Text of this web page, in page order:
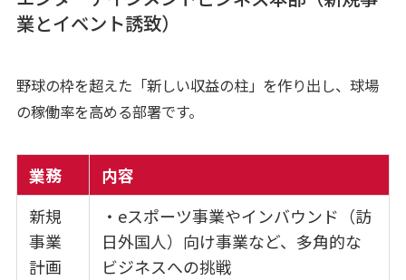
業とイベント誘致）
野球の枠を超えた「新しい収益の柱」を作り出し、球場
の稼働率を高める部署です。
業務
内容
新規
事業
計画
・eスポーツ事業やインバウンド（訪
日外国人）向け事業など、多角的な
ビジネスへの挑戦